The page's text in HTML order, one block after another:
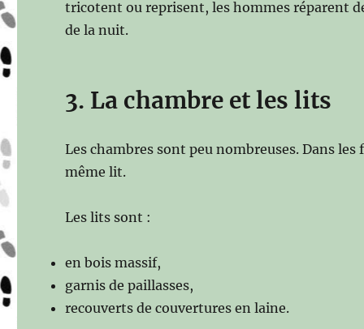
tricotent ou reprisent, les hommes réparent
de la nuit.
3. La chambre et les lits
Les chambres sont peu nombreuses. Dans
même lit.
Les lits sont :
en bois massif,
garnis de paillasses,
recouverts de couvertures en laine.